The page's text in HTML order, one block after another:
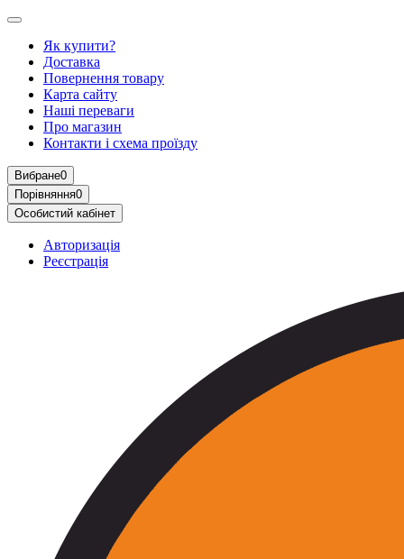
Як купити?
Доставка
Повернення товару
Карта сайту
Наші переваги
Про магазин
Контакти і схема проїзду
Вибране0
Порівняння0
Особистий кабінет
Авторизація
Реєстрація